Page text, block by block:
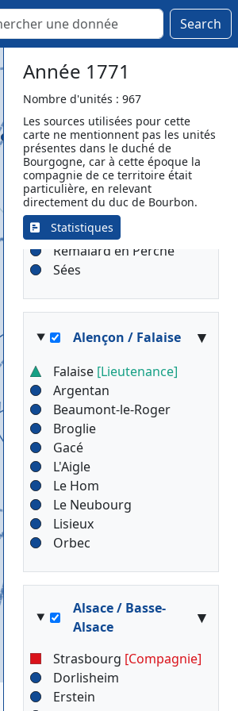
Search
Année 1771
Nombre d'unités : 967
Les sources utilisées pour cette
carte ne mentionnent pas les unités
présentes dans le duché de
Bourgogne, car à cette époque la
compagnie de ce territoire était
particulière, en relevant
directement du duc de Bourbon.
Statistiques
Bellême
Breteuil
Brezolles
Châteauneuf-en-
Thymerais
Conches-en-Ouche
Domfront en Poiraie
La Ferté Macé
Le Mêle-sur-Sarthe
Mortagne-au-Perche
Moulins-la-Marche
Nogent-le-Rotrou
Rémalard en Perche
Sées
Alençon / Falaise ▾
Falaise [Lieutenance]
Argentan
Beaumont-le-Roger
Broglie
Gacé
L'Aigle
Le Hom
Le Neubourg
Lisieux
Orbec
Alsace / Basse-
Alsace
▾
Strasbourg [Compagnie]
Dorlisheim
Erstein